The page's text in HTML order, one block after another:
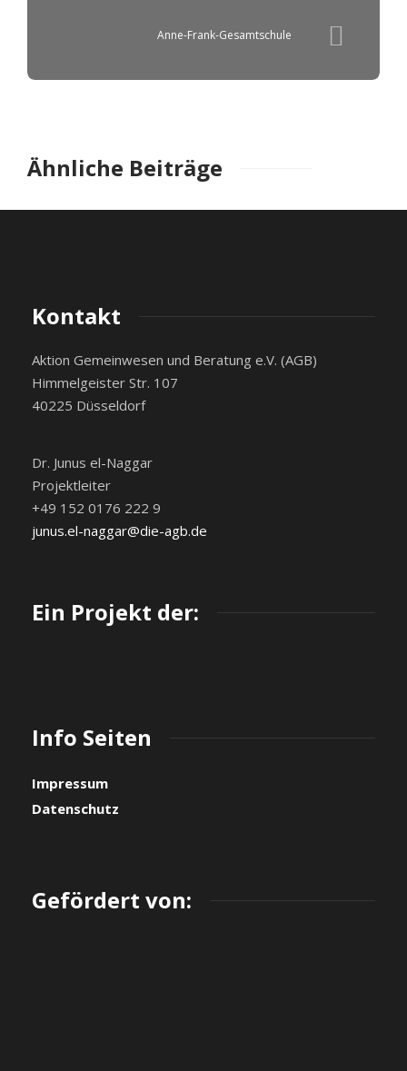
Anne-Frank-Gesamtschule
Ähnliche Beiträge
Kontakt
Aktion Gemeinwesen und Beratung e.V. (AGB)
Himmelgeister Str. 107
40225 Düsseldorf
Dr. Junus el-Naggar
Projektleiter
+49 152 0176 222 9
junus.el-naggar@die-agb.de
Ein Projekt der:
Info Seiten
Impressum
Datenschutz
Gefördert von: